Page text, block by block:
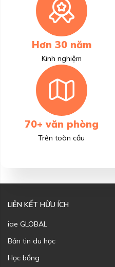
Hơn 30 năm
Kinh nghiệm
70+ văn phòng
Trên toàn cầu
LIÊN KẾT HỮU ÍCH
iae GLOBAL
Bản tin du học
Học bổng